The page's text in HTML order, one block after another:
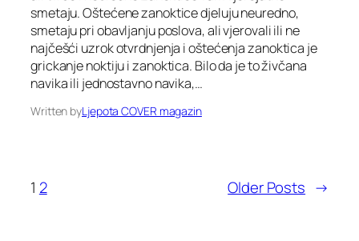
smetaju. Oštećene zanoktice djeluju neuredno,
smetaju pri obavljanju poslova, ali vjerovali ili ne
najčešći uzrok otvrdnjenja i oštećenja zanoktica je
grickanje noktiju i zanoktica. Bilo da je to živčana
navika ili jednostavno navika,…
Written byLjepota COVER magazin
1 2 Older Posts →